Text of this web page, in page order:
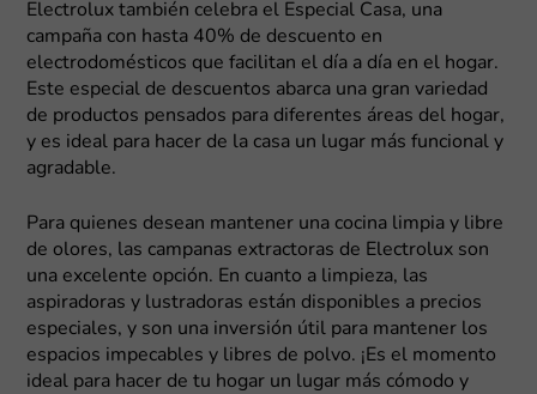
Electrolux también celebra el Especial Casa, una
campaña con hasta 40% de descuento en
electrodomésticos que facilitan el día a día en el hogar.
Este especial de descuentos abarca una gran variedad
de productos pensados para diferentes áreas del hogar,
y es ideal para hacer de la casa un lugar más funcional y
agradable.
Para quienes desean mantener una cocina limpia y libre
de olores, las campanas extractoras de Electrolux son
una excelente opción. En cuanto a limpieza, las
aspiradoras y lustradoras están disponibles a precios
especiales, y son una inversión útil para mantener los
espacios impecables y libres de polvo. ¡Es el momento
ideal para hacer de tu hogar un lugar más cómodo y